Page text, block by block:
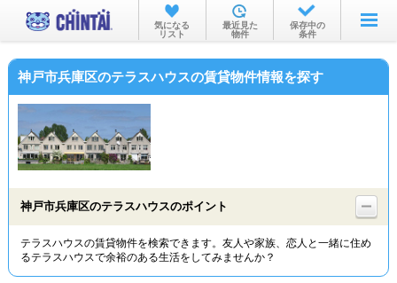
お部屋を探す
沿線・駅から
物件特集から
TOP
気になる
リスト
最近見た
物件
保存中の
条件
神戸市兵庫区のテラスハウスの賃貸物件情報を探す
神戸市兵庫区のテラスハウスのポイント
テラスハウスの賃貸物件を検索できます。友人や家族、恋人と一緒に住め
るテラスハウスで余裕のある生活をしてみませんか？